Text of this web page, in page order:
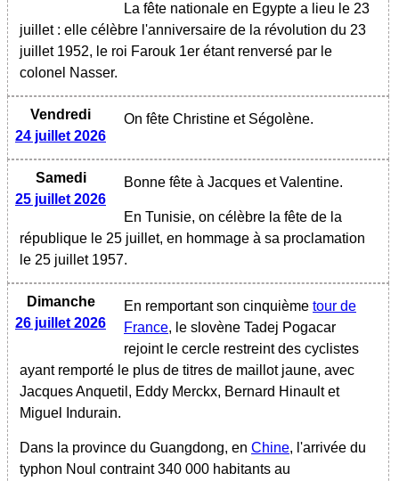
La fête nationale en Egypte a lieu le 23
juillet : elle célèbre l'anniversaire de la révolution du 23
juillet 1952, le roi Farouk 1er étant renversé par le
colonel Nasser.
Vendredi
24 juillet 2026
On fête Christine et Ségolène.
Samedi
25 juillet 2026
Bonne fête à Jacques et Valentine.
En Tunisie, on célèbre la fête de la
république le 25 juillet, en hommage à sa proclamation
le 25 juillet 1957.
Dimanche
26 juillet 2026
En remportant son cinquième tour de
France, le slovène Tadej Pogacar
rejoint le cercle restreint des cyclistes
ayant remporté le plus de titres de maillot jaune, avec
Jacques Anquetil, Eddy Merckx, Bernard Hinault et
Miguel Indurain.
Dans la province du Guangdong, en Chine, l'arrivée du
typhon Noul contraint 340 000 habitants au